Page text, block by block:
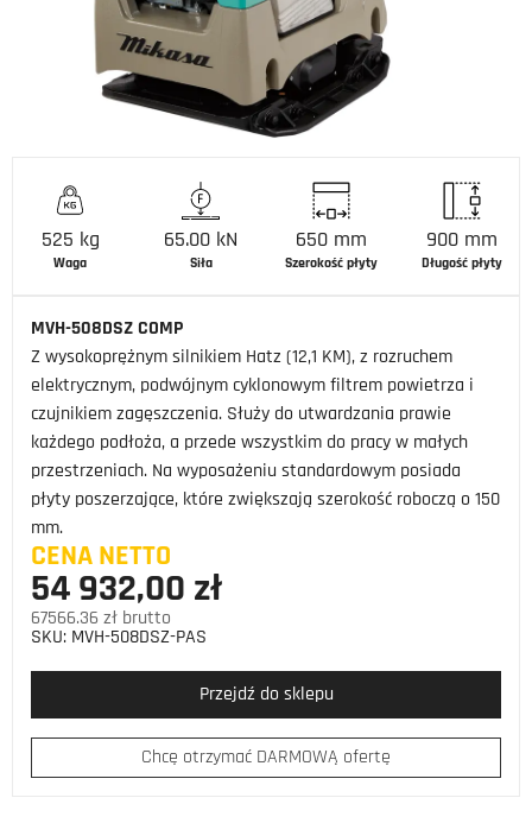
525 kg
Waga
65.00 kN
Siła
650 mm
Szerokość płyty
900 mm
Długość płyty
MVH-508DSZ COMP
Z wysokoprężnym silnikiem Hatz (12,1 KM), z rozruchem
elektrycznym, podwójnym cyklonowym filtrem powietrza i
czujnikiem zagęszczenia. Służy do utwardzania prawie
każdego podłoża, a przede wszystkim do pracy w małych
przestrzeniach. Na wyposażeniu standardowym posiada
płyty poszerzające, które zwiększają szerokość roboczą o 150
mm.
CENA NETTO
54 932,00 zł
67566.36 zł brutto
SKU: MVH-508DSZ-PAS
Przejdź do sklepu
Chcę otrzymać DARMOWĄ ofertę